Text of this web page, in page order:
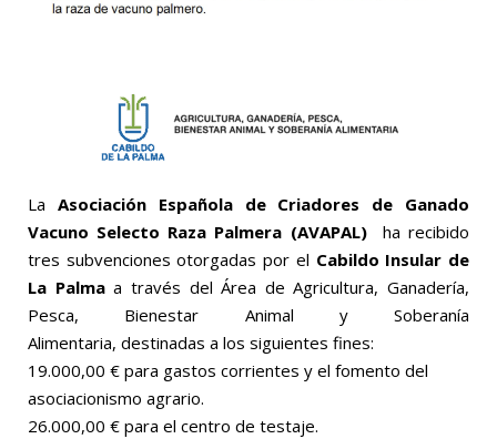
La Asociación Española de Criadores de Ganado
Vacuno Selecto Raza Palmera (AVAPAL)ha recibido
tres subvenciones otorgadas por el Cabildo Insular de
La Palmaa través del Área de Agricultura, Ganadería,
Pesca, Bienestar Animal y Soberanía
Alimentaria, destinadas a los siguientes fines:
19.000,00 € para gastos corrientes y el fomento del
asociacionismo agrario.
26.000,00 € para el centro de testaje.